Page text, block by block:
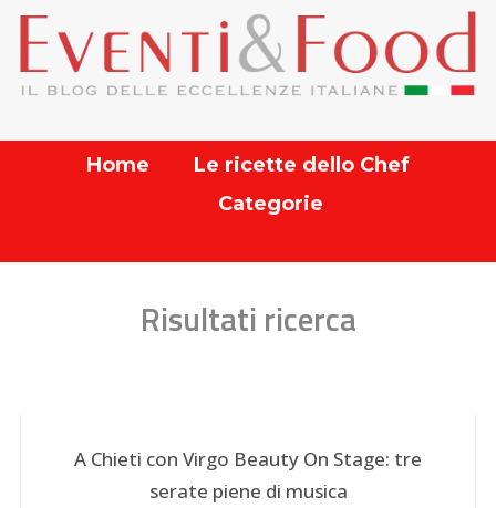
Home
Le ricette dello Chef
Categorie
Risultati ricerca
A Chieti con Virgo Beauty On Stage: tre
serate piene di musica